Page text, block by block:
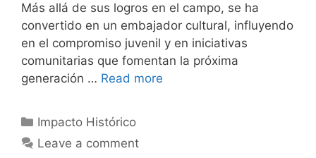
Más allá de sus logros en el campo, se ha
convertido en un embajador cultural, influyendo
en el compromiso juvenil y en iniciativas
comunitarias que fomentan la próxima
generación … Read more
Categories
Impacto Histórico
Leave a comment